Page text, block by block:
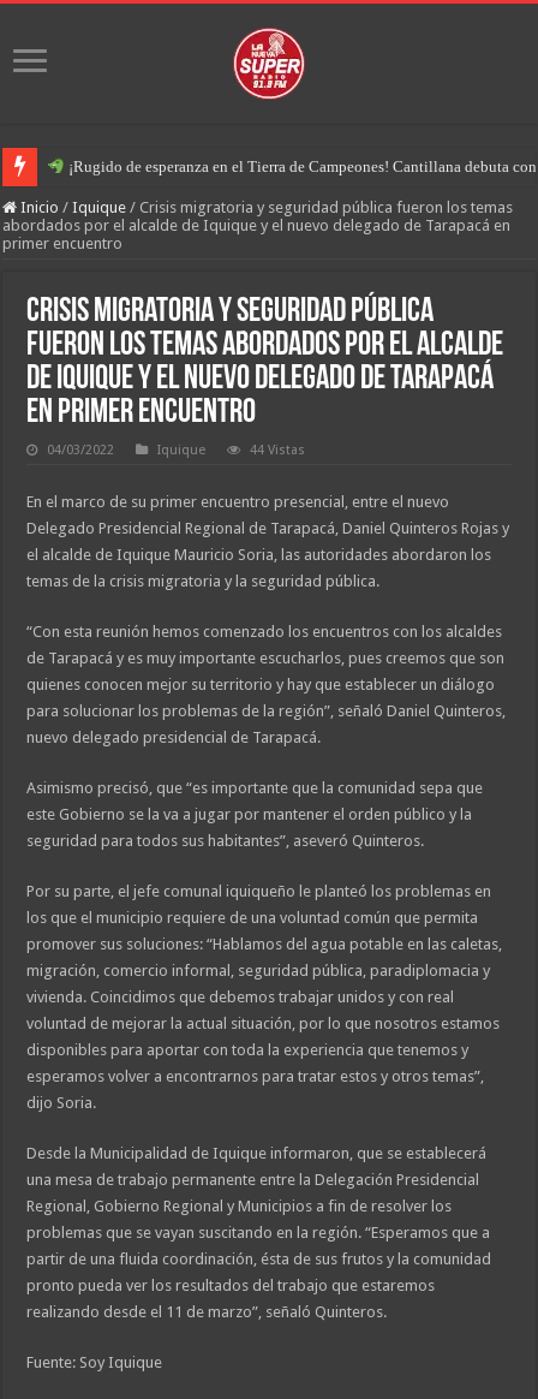
¡Rugido de esperanza en el Tierra de Campeones! Cantillana debuta
Inicio / Iquique / Crisis migratoria y seguridad pública fueron los temas
abordados por el alcalde de Iquique y el nuevo delegado de Tarapacá en
primer encuentro
Crisis migratoria y seguridad pública
fueron los temas abordados por el alcalde
de Iquique y el nuevo delegado de Tarapacá
en primer encuentro
04/03/2022 Iquique 44 Vistas
En el marco de su primer encuentro presencial, entre el nuevo
Delegado Presidencial Regional de Tarapacá, Daniel Quinteros Rojas y
el alcalde de Iquique Mauricio Soria, las autoridades abordaron los
temas de la crisis migratoria y la seguridad pública.
“Con esta reunión hemos comenzado los encuentros con los alcaldes
de Tarapacá y es muy importante escucharlos, pues creemos que son
quienes conocen mejor su territorio y hay que establecer un diálogo
para solucionar los problemas de la región”, señaló Daniel Quinteros,
nuevo delegado presidencial de Tarapacá.
Asimismo precisó, que “es importante que la comunidad sepa que
este Gobierno se la va a jugar por mantener el orden público y la
seguridad para todos sus habitantes”, aseveró Quinteros.
Por su parte, el jefe comunal iquiqueño le planteó los problemas en
los que el municipio requiere de una voluntad común que permita
promover sus soluciones: “Hablamos del agua potable en las caletas,
migración, comercio informal, seguridad pública, paradiplomacia y
vivienda. Coincidimos que debemos trabajar unidos y con real
voluntad de mejorar la actual situación, por lo que nosotros estamos
disponibles para aportar con toda la experiencia que tenemos y
esperamos volver a encontrarnos para tratar estos y otros temas”,
dijo Soria.
Desde la Municipalidad de Iquique informaron, que se establecerá
una mesa de trabajo permanente entre la Delegación Presidencial
Regional, Gobierno Regional y Municipios a fin de resolver los
problemas que se vayan suscitando en la región. “Esperamos que a
partir de una fluida coordinación, ésta de sus frutos y la comunidad
pronto pueda ver los resultados del trabajo que estaremos
realizando desde el 11 de marzo”, señaló Quinteros.
Fuente: Soy Iquique